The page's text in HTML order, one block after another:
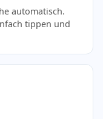
automatisch.
tippen und